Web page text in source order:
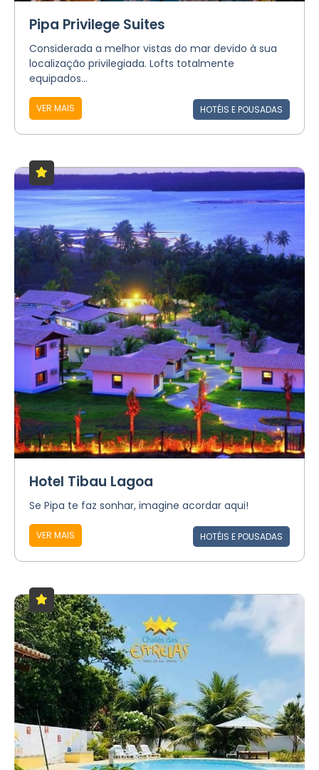
Pipa Privilege Suites
Considerada a melhor vistas do mar devido à sua
localização privilegiada. Lofts totalmente
equipados...
VER MAIS HOTÉIS E POUSADAS
Hotel Tibau Lagoa
Se Pipa te faz sonhar, imagine acordar aqui!
VER MAIS HOTÉIS E POUSADAS